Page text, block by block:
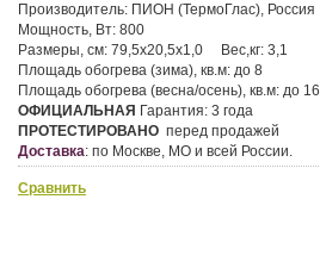
Производитель: ПИОН (ТермоГлас), Россия
Мощность, Вт: 800
Размеры, см: 79,5х20,5х1,0 Вес,кг: 3,1
Площадь обогрева (зима), кв.м: до 8
Площадь обогрева (весна/осень), кв.м: до 16
ОФИЦИАЛЬНАЯ Гарантия: 3 года
ПРОТЕСТИРОВАНО перед продажей
Доставка: по Москве, МО и всей России.
Сравнить